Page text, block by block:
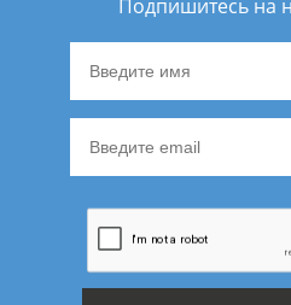
Подпишитесь на